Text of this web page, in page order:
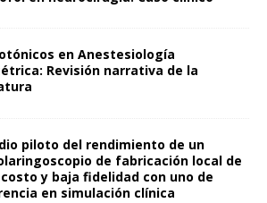
en Anestesiología
Revisión narrativa de la
piloto del rendimiento de un
de fabricación local de
y baja fidelidad con uno de
en simulación clínica